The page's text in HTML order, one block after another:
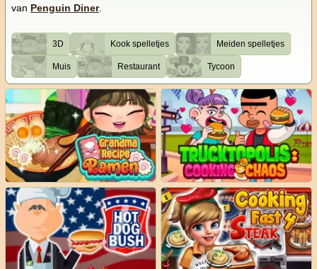
van Penguin Diner.
3D Kook spelletjes Meiden spelletjes
Muis Restaurant Tycoon